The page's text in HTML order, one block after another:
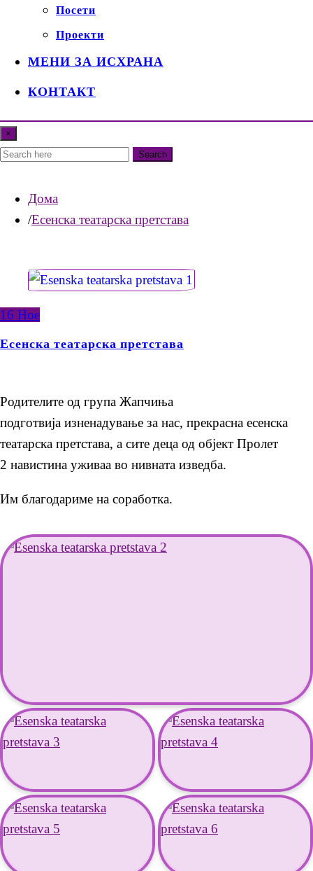
Посети
Проекти
МЕНИ ЗА ИСХРАНА
КОНТАКТ
×
Search
Дома
Есенска театарска претстава
16 Ное
Есенска театарска претстава
Родителите од група Жапчиња
подготвија изненадување за нас, прекрасна есенска
театарска претстава, а сите деца од објект Пролет
2 навистина уживаа во нивната изведба.
Им благодариме на соработка.